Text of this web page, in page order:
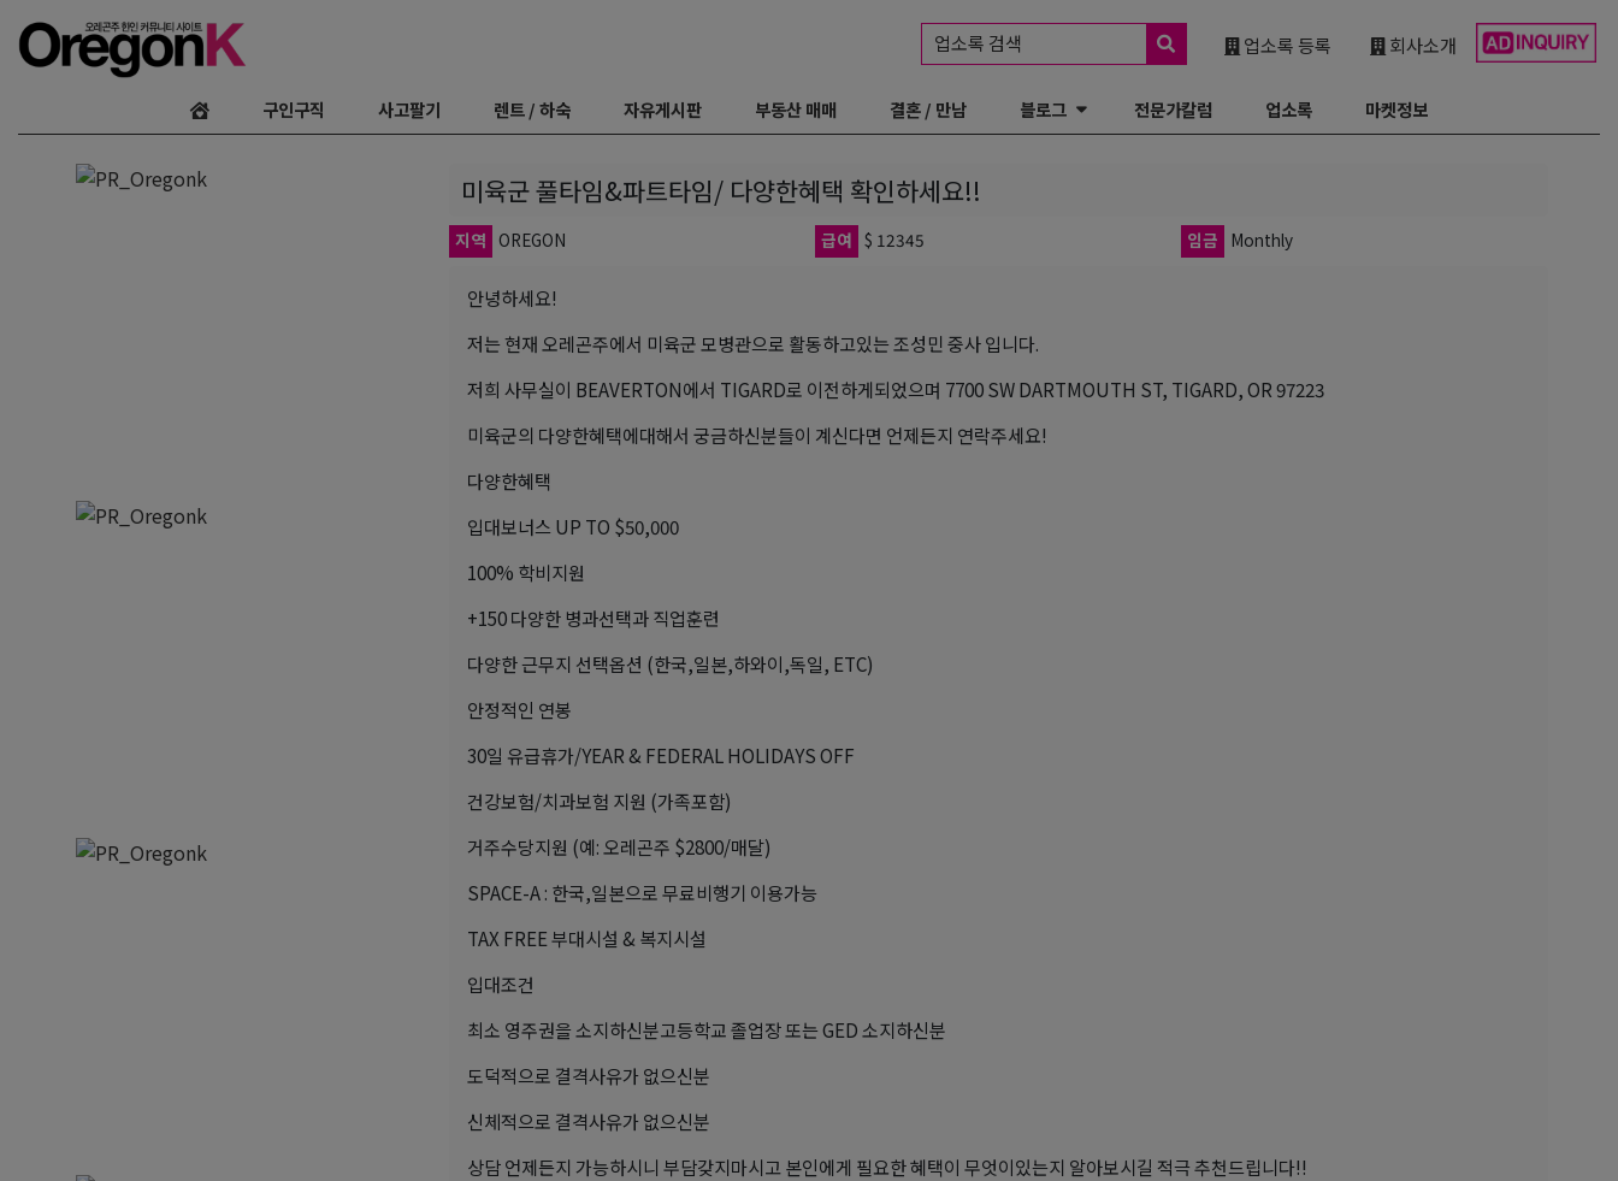
회사소개
업소록 등록
업소록 검색
구인구직 사고팔기 렌트 / 하숙 자유게시판 부동산 매매 결혼 / 만남 블로그 전문가칼럼 업소록 마켓정보
미육군 풀타임&파트타임/ 다양한혜택 확인하세요!!
지역 OREGON 급여 $ 12345 임금 Monthly
안녕하세요!
저는 현재 오레곤주에서 미육군 모병관으로 활동하고있는 조성민 중사 입니다.
저희 사무실이 BEAVERTON에서 TIGARD로 이전하게되었으며 7700 SW DARTMOUTH ST, TIGARD, OR 97223
미육군의 다양한혜택에대해서 궁금하신분들이 계신다면 언제든지 연락주세요!
다양한혜택
입대보너스 UP TO $50,000
100% 학비지원
+150 다양한 병과선택과 직업훈련
다양한 근무지 선택옵션 (한국,일본,하와이,독일, ETC)
안정적인 연봉
30일 유급휴가/YEAR & FEDERAL HOLIDAYS OFF
건강보험/치과보험 지원 (가족포함)
거주수당지원 (예: 오레곤주 $2800/매달)
SPACE-A : 한국,일본으로 무료비행기 이용가능
TAX FREE 부대시설 & 복지시설
입대조건
최소 영주권을 소지하신분고등학교 졸업장 또는 GED 소지하신분
도덕적으로 결격사유가 없으신분
신체적으로 결격사유가 없으신분
상담 언제든지 가능하시니 부담갖지마시고 본인에게 필요한 혜택이 무엇이있는지 알아보시길 적극 추천드립니다!!